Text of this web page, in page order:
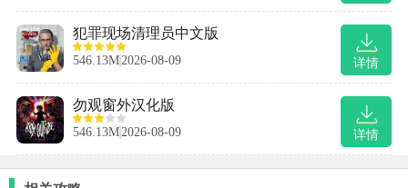
详情
犯罪现场清理员中文版
546.13M2026-08-09
详情
勿观窗外汉化版
546.13M2026-08-09